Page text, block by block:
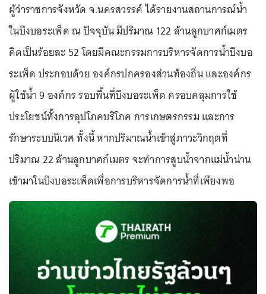
ผู้ว่าราชการจังหวัด จ.นครสวรรค์ ได้รายงานสถานการณ์น้ำ
ในบึงบอระเพ็ด ณ ปัจจุบัน มีปริมาณ 122 ล้านลูกบาศก์เมตร
คิดเป็นร้อยละ 52 โดยมีคณะกรรมการบริหารจัดการน้ำบึงบอ
ระเพ็ด ประกอบด้วย องค์กรปกครองส่วนท้องถิ่น และองค์กร
ผู้ใช้น้ำ 9 องค์กร รอบพื้นที่บึงบอระเพ็ด ครอบคลุมการใช้
ประโยชน์ทั้งการอุปโภคบริโภค การเกษตรกรรม และการ
รักษาระบบนิเวศ ทั้งนี้ หากปริมาณน้ำเข้าสู่ภาวะวิกฤตที่
ปริมาณ 22 ล้านลูกบาศก์เมตร จะทำการสูบน้ำจากแม่น้ำน่าน
เข้ามาในบึงบอระเพ็ดเพื่อการบริหารจัดการน้ำที่เพียงพอ